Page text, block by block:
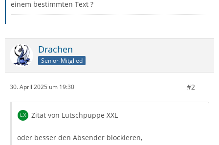
einem bestimmten Text ?
Drachen
Senior-Mitglied
30. April 2025 um 19:30 #2
Zitat von Lutschpuppe XXL
oder besser den Absender blockieren,